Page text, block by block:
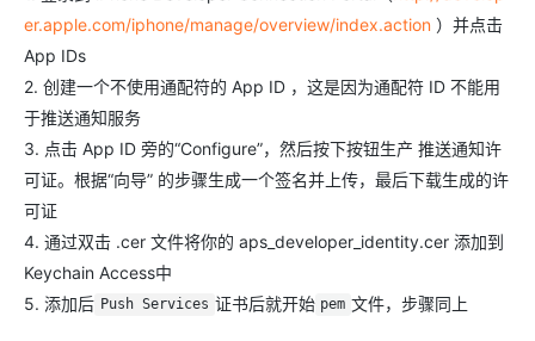
er.apple.com/iphone/manage/overview/index.action ）并点击
App IDs
2. 创建一个不使用通配符的 App ID ，这是因为通配符 ID 不能用
于推送通知服务
3. 点击 App ID 旁的“Configure”，然后按下按钮生产 推送通知许
可证。根据“向导” 的步骤生成一个签名并上传，最后下载生成的许
可证
4. 通过双击 .cer 文件将你的 aps_developer_identity.cer 添加到
Keychain Access中
5. 添加后 Push Services 证书后就开始 pem 文件，步骤同上